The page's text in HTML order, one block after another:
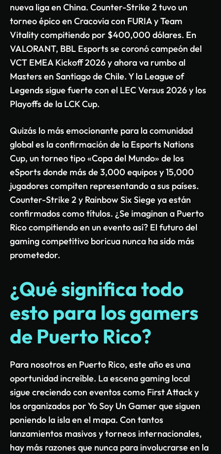
nueva liga en China. Counter-Strike 2 tuvo un
torneo épico en Cracovia con FURIA y Team
Vitality compitiendo por $400,000 dólares. En
VALORANT, BBL Esports se coronó campeón del
VCT EMEA Kickoff 2026 y ahora va rumbo al
Masters en Santiago de Chile. Y la League of
Legends sigue fuerte con el LEC Versus 2026 y los
Playoffs de la LCK Cup.
Quizás lo más emocionante para la comunidad
global es la confirmación de la Esports Nations
Cup, un torneo tipo «Copa del Mundo» de los
eSports donde más de 3,000 equipos y 15,000
jugadores compiten representando a sus países.
Counter-Strike 2 y Rainbow Six Siege ya están
confirmados como títulos. ¿Se imaginan a Puerto
Rico compitiendo en un evento así? El futuro del
gaming competitivo boricua nunca ha sido más
prometedor.
¿Qué significa todo
esto para los gamers
de Puerto Rico?
Para nosotros en Puerto Rico, este año es una
oportunidad increíble. La escena gaming local
sigue creciendo con eventos como First Attack y
los organizados por Yo Soy Un Gamer que siguen
poniendo la isla en el mapa. Con tantos
lanzamientos masivos y torneos internacionales,
hay más razones que nunca para involucrarse en la